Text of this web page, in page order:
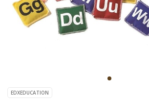
EDXEDUCATION